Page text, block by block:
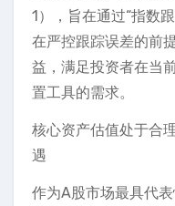
1），旨在通过“指数
在严控跟踪误差的前
益，满足投资者在当
置工具的需求。
核心资产估值处于合
遇
作为A股市场最具代